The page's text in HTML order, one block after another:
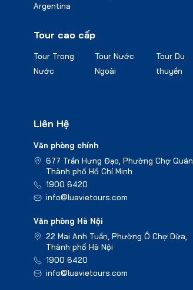
Argentina
Tour cao cấp
Tour Trong
Nước
Tour Nước
Ngoài
Tour Du
thuyền
Liên Hệ
Văn phòng chính
677 Trần Hưng Đạo, Phường Chợ Quán,
Thành phố Hồ Chí Minh
1900 6420
info@luavietours.com
Văn phòng Hà Nội
22 Mai Anh Tuấn, Phường Ô Chợ Dừa,
Thành phố Hà Nội
1900 6420
info@luavietours.com